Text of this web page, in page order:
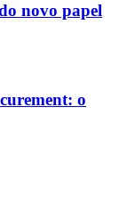
novo papel
o